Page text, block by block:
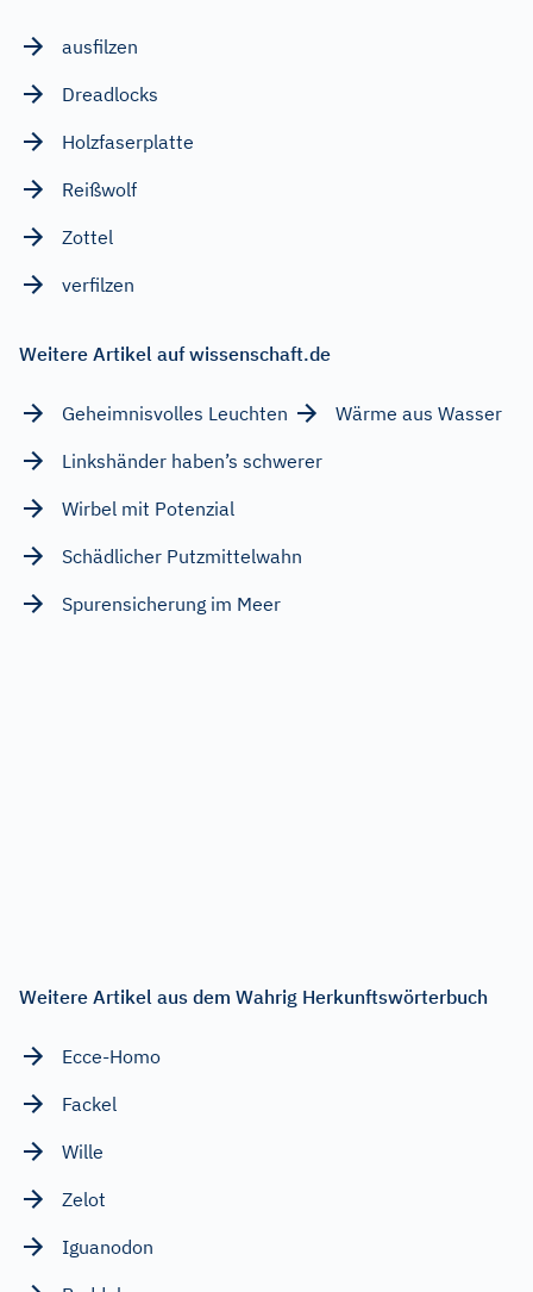
ausfilzen
Dreadlocks
Holzfaserplatte
Reißwolf
Zottel
verfilzen
Weitere Artikel auf wissenschaft.de
Geheimnisvolles Leuchten
Wärme aus Wasser
Linkshänder haben’s schwerer
Wirbel mit Potenzial
Schädlicher Putzmittelwahn
Spurensicherung im Meer
Weitere Artikel aus dem Wahrig Herkunftswörterbuch
Ecce-Homo
Fackel
Wille
Zelot
Iguanodon